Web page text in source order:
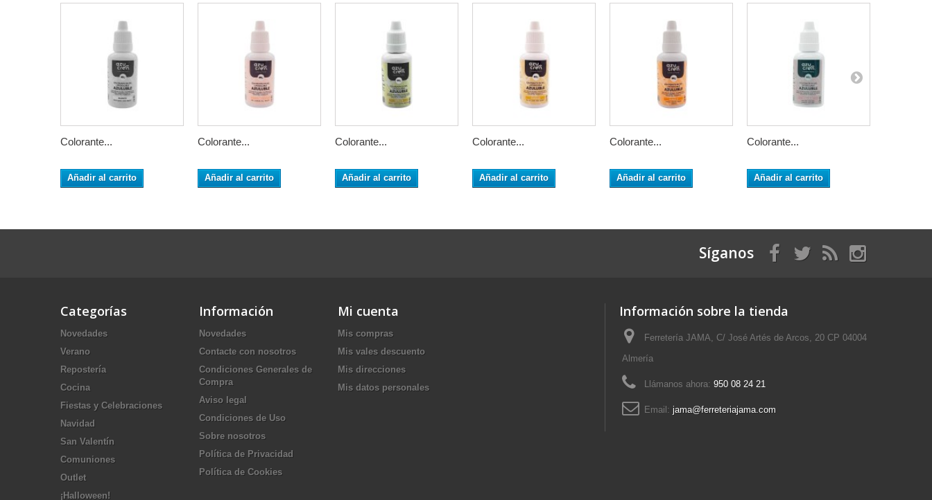
Colorante...
Añadir al carrito
Colorante...
Añadir al carrito
Colorante...
Añadir al carrito
Colorante...
Añadir al carrito
Colorante...
Añadir al carrito
Colorante...
Añadir al carrito
Síganos
Categorías
Novedades
Verano
Repostería
Cocina
Fiestas y Celebraciones
Navidad
San Valentín
Comuniones
Outlet
¡Halloween!
Información
Novedades
Contacte con nosotros
Condiciones Generales de
Compra
Aviso legal
Condiciones de Uso
Sobre nosotros
Política de Privacidad
Política de Cookies
Mi cuenta
Mis compras
Mis vales descuento
Mis direcciones
Mis datos personales
Información sobre la tienda
Ferretería JAMA, C/ José Artés de Arcos, 20 CP 04004
Almería
Llámanos ahora: 950 08 24 21
Email: jama@ferreteriajama.com